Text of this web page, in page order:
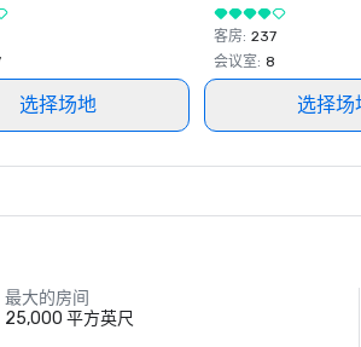
选择场地
客房: 237
会议室: 8
选择场
最大的房间
25,000 平方英尺